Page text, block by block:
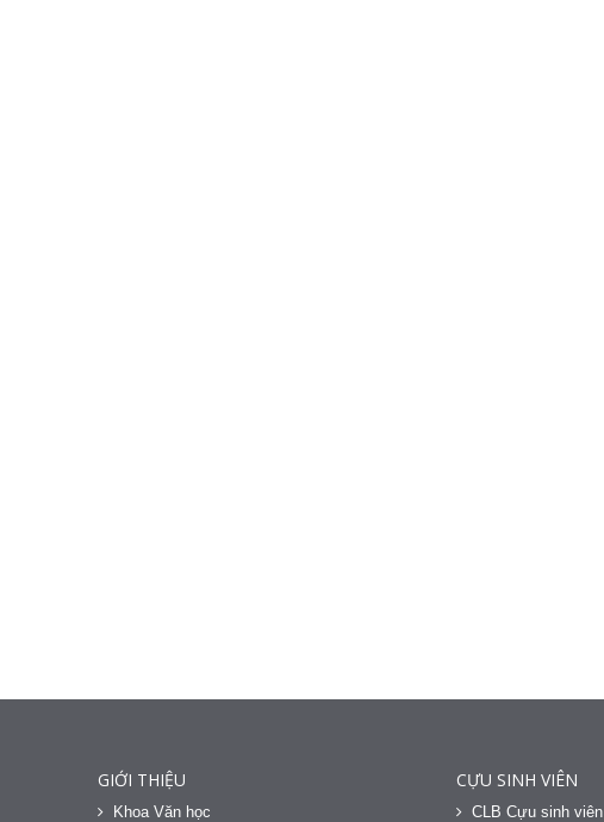
GIỚI THIỆU
Khoa Văn học
CỰU SINH VIÊN
CLB Cựu sinh viên